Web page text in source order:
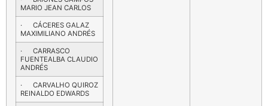
MARIO JEAN CARLOS
· CÁCERES GALAZ
MAXIMILIANO ANDRÉS
· CARRASCO
FUENTEALBA CLAUDIO
ANDRÉS
· CARVALHO QUIROZ
REINALDO EDWARDS